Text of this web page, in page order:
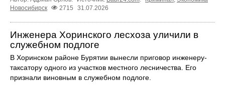
Новосибирск
2715 31.07.2026
Инженера Хоринского лесхоза уличили в
служебном подлоге
В Хоринском районе Бурятии вынесли приговор инженеру-
таксатору одного из участков местного лесничества. Его
признали виновным в служебном подлоге.